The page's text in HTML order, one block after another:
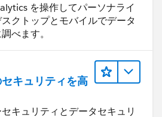
を操作してパーソナライ
クトップとモバイルでデータ
べます。
キュリティを高
キュリティとデータセキュリ